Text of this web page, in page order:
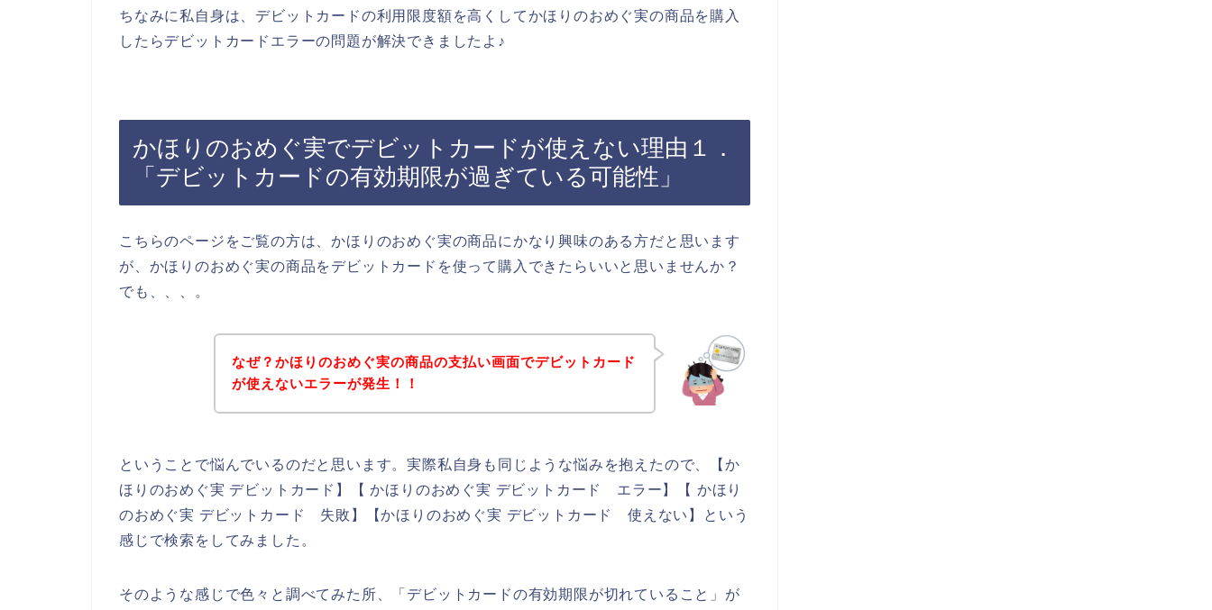
ちなみに私自身は、デビットカードの利用限度額を高くしてかほりのおめぐ実の商品を購入
したらデビットカードエラーの問題が解決できましたよ♪
かほりのおめぐ実でデビットカードが使えない理由１．
「デビットカードの有効期限が過ぎている可能性」
こちらのページをご覧の方は、かほりのおめぐ実の商品にかなり興味のある方だと思います
が、かほりのおめぐ実の商品をデビットカードを使って購入できたらいいと思いませんか？
でも、、、。
なぜ？かほりのおめぐ実の商品の支払い画面でデビットカード
が使えないエラーが発生！！
ということで悩んでいるのだと思います。実際私自身も同じような悩みを抱えたので、【か
ほりのおめぐ実 デビットカード】【 かほりのおめぐ実 デビットカード エラー】【 かほり
のおめぐ実 デビットカード 失敗】【かほりのおめぐ実 デビットカード 使えない】という
感じで検索をしてみました。
そのような感じで色々と調べてみた所、「デビットカードの有効期限が切れていること」が